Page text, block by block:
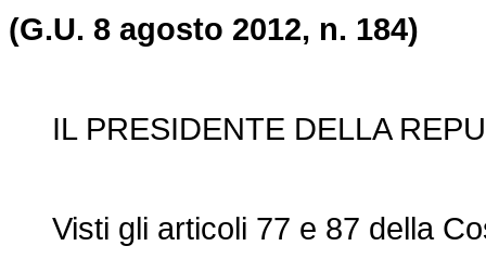
(G.U. 8 agosto 2012, n. 184)
IL PRESIDENTE DELLA
Visti gli articoli 77 e 87 della